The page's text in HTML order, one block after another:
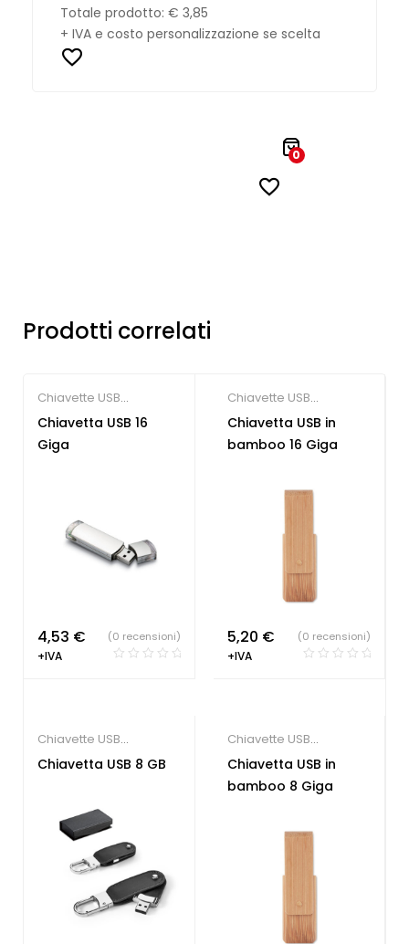
Totale prodotto: € 3,85
+ IVA e costo personalizzazione se scelta
0
Prodotti correlati
Chiavette USB
economiche
Chiavetta USB 16
Giga
4,53 €
+IVA
(0 recensioni)
Chiavette USB
economiche,
Tecnologia ecologica
Chiavetta USB in
bamboo 16 Giga
5,20 €
+IVA
(0 recensioni)
Chiavette USB
economiche,Gadget
Chiavetta USB 8 GB
Chiavette USB
economiche,
Tecnologia ecologica
Chiavetta USB in
bamboo 8 Giga